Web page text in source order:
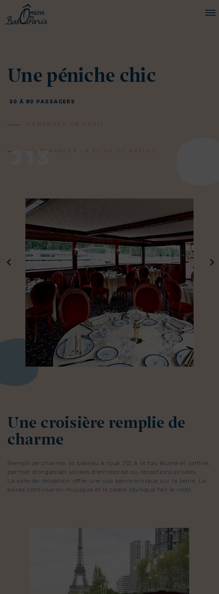
CROISIÈRES
JOURNAL DE BORD
J13
Une péniche chic
50 À 80 PASSAGERS
DEMANDER UN DEVIS
TÉLÉCHARGER LA FICHE DU BATEAU
Une croisière remplie de
charme
Rempli de charme, ce bateau à roue J13, à la fois feutré et raffiné,
permet d’organiser soirées d’entreprise ou réceptions privées.
La salle de réception offre une vue panoramique sur la Seine. La
soirée continue en musique et le cadre idyllique fait le reste.